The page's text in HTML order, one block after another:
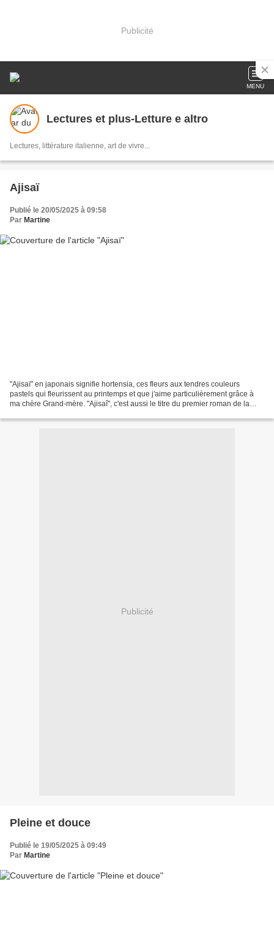
Publicité
MENU
Lectures et plus-Letture e altro
Lectures, littérature italienne, art de vivre...
Ajisaï
Publié le 20/05/2025 à 09:58
Par Martine
"Ajisaï" en japonais signifie hortensia, ces fleurs aux tendres couleurs
pastels qui fleurissent au printemps et que j'aime particulièrement grâce à
ma chère Grand-mère. "Ajisaî", c'est aussi le titre du premier roman de la
Publicité
Pleine et douce
Publié le 19/05/2025 à 09:49
Par Martine